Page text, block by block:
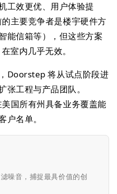
工效更优、用户体验提
主要竞争者是楼宇硬件方
能信箱等），但这些方案
室内几乎无效。
Doorstep 将从试点阶段进
张工程与产品团队。
国所有州具备业务覆盖能
户名单。
噪音，捕捉最具价值的创